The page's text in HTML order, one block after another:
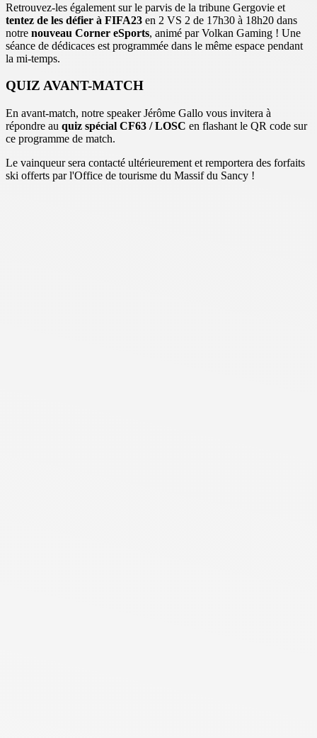
Retrouvez-les également sur le parvis de la tribune Gergovie et
tentez de les défier à FIFA23 en 2 VS 2 de 17h30 à 18h20 dans
notre nouveau Corner eSports, animé par Volkan Gaming ! Une
séance de dédicaces est programmée dans le même espace pendant
la mi-temps.
QUIZ AVANT-MATCH
En avant-match, notre speaker Jérôme Gallo vous invitera à
répondre au quiz spécial CF63 / LOSC en flashant le QR code sur
ce programme de match.
Le vainqueur sera contacté ultérieurement et remportera des forfaits
ski offerts par l'Office de tourisme du Massif du Sancy !